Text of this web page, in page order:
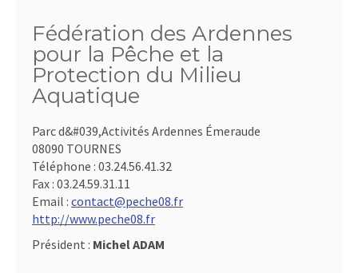
Fédération des Ardennes
pour la Pêche et la
Protection du Milieu
Aquatique
Parc d&#039,Activités Ardennes Émeraude
08090 TOURNES
Téléphone : 03.24.56.41.32
Fax : 03.24.59.31.11
Email : contact@peche08.fr
http://www.peche08.fr
Président : Michel ADAM